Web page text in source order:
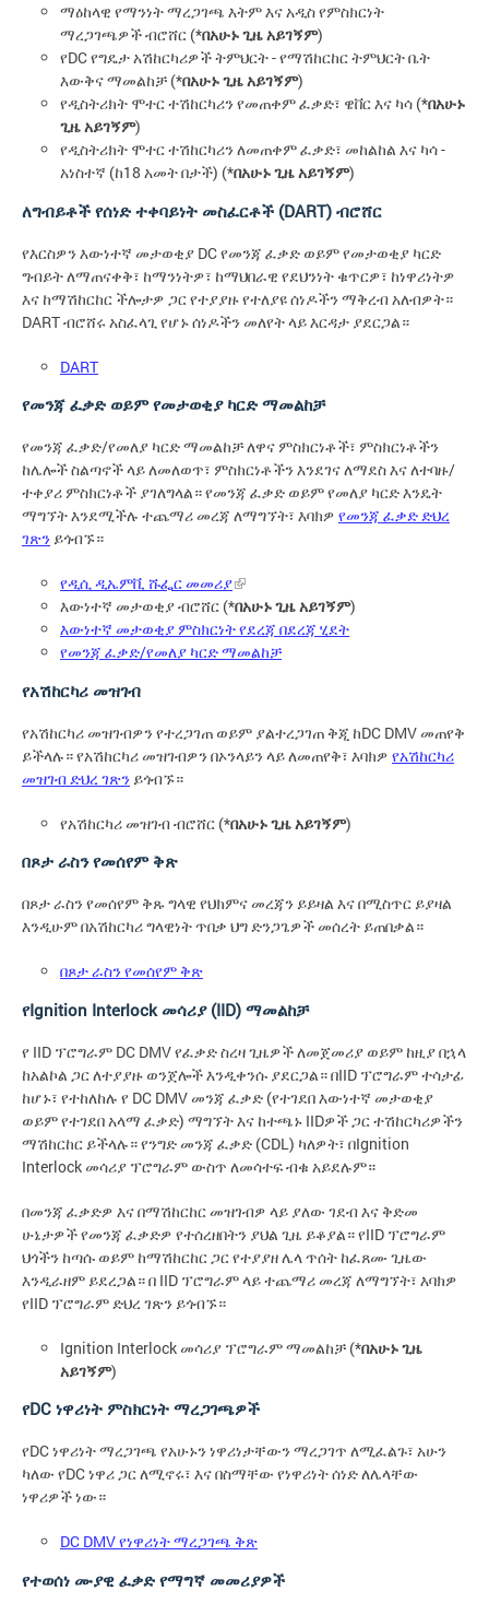
ማዕከላዊ የማንነት ማረጋገጫ እትም እና አዲስ የምስክርነት
ማረጋገጫዎች ብሮሸር (*በአሁኑ ጊዜ አይገኝም)
የDC የግዴታ አሽከርካሪዎች ትምህርት - የማሽከርከር ትምህርት ቤት
እውቅና ማመልከቻ (*በአሁኑ ጊዜ አይገኝም)
የዲስትሪክት ሞተር ተሽከርካሪን የመጠቀም ፈቃድ፣ ዌቨር እና ካሳ (*በአሁኑ
ጊዜ አይገኝም)
የዲስትሪክት ሞተር ተሽከርካሪን ለመጠቀም ፈቃድ፣ መከልከል እና ካሳ -
አነስተኛ (ከ18 አመት በታች) (*በአሁኑ ጊዜ አይገኝም)
ለግብይቶች የሰነድ ተቀባይነት መስፈርቶች (DART) ብሮሸር
የእርስዎን እውነተኛ መታወቂያ DC የመንጃ ፈቃድ ወይም የመታወቂያ ካርድ
ግብይት ለማጠናቀቅ፣ ከማንነትዎ፣ ከማህበራዊ የደህንነት ቁጥርዎ፣ ከነዋሪነትዎ
እና ከማሽከርከር ችሎታዎ ጋር የተያያዙ የተለያዩ ሰነዶችን ማቅረብ አለብዎት።
DART ብሮሸሩ አስፈላጊ የሆኑ ሰነዶችን መለየት ላይ እርዳታ ያደርጋል።
DART
የመንጃ ፈቃድ ወይም የመታወቂያ ካርድ ማመልከቻ
የመንጃ ፈቃድ/የመለያ ካርድ ማመልከቻ ለዋና ምስክርነቶች፣ ምስክርነቶችን
ከሌሎች ስልጣኖች ላይ ለመለወጥ፣ ምስክርነቶችን እንደገና ለማደስ እና ለተባዙ/
ተቀያሪ ምስክርነቶች ያገለግላል። የመንጃ ፈቃድ ወይም የመለያ ካርድ እንዴት
ማግኘት እንደሚችሉ ተጨማሪ መረጃ ለማግኘት፣ እባክዎ የመንጃ ፈቃድ ድህረ
ገጽን ይጎብኙ።
የዲሲ ዲኤምቪ ሹፌር መመሪያ
እውነተኛ መታወቂያ ብሮሸር (*በአሁኑ ጊዜ አይገኝም)
እውነተኛ መታወቂያ ምስክርነት የደረጃ በደረጃ ሂደት
የመንጃ ፈቃድ/የመለያ ካርድ ማመልከቻ
የአሽከርካሪ መዝገብ
የአሽከርካሪ መዝገብዎን የተረጋገጠ ወይም ያልተረጋገጠ ቅጂ ከDC DMV መጠየቅ
ይችላሉ። የአሽከርካሪ መዝገብዎን በኦንላይን ላይ ለመጠየቅ፣ እባክዎ የአሽከርካሪ
መዝገብ ድህረ ገጽን ይጎብኙ።
የአሽከርካሪ መዝገብ ብሮሸር (*በአሁኑ ጊዜ አይገኝም)
በጾታ ራስን የመሰየም ቅጽ
በጾታ ራስን የመሰየም ቅጹ ግላዊ የህክምና መረጃን ይይዛል እና በሚስጥር ይያዛል
እንዲሁም በአሽከርካሪ ግላዊነት ጥበቃ ህግ ድንጋጌዎች መሰረት ይጠበቃል።
በጾታ ራስን የመሰየም ቅጽ
የIgnition Interlock መሳሪያ (IID) ማመልከቻ
የ IID ፕሮግራም DC DMV የፈቃድ ስረዛ ጊዜዎች ለመጀመሪያ ወይም ከዚያ በኋላ
ከአልኮል ጋር ለተያያዙ ወንጀሎች እንዲቀንሱ ያደርጋል። በIID ፕሮግራም ተሳታፊ
ከሆኑ፣ የተከለከሉ የ DC DMV መንጃ ፈቃድ (የተገደበ እውነተኛ መታወቂያ
ወይም የተገደበ አላማ ፈቃድ) ማግኘት እና ከተጫኑ IIDዎች ጋር ተሽከርካሪዎችን
ማሽከርከር ይችላሉ። የንግድ መንጃ ፈቃድ (CDL) ካለዎት፣ በIgnition
Interlock መሳሪያ ፕሮግራም ውስጥ ለመሳተፍ ብቁ አይደሉም።
በመንጃ ፈቃድዎ እና በማሽከርከር መዝገብዎ ላይ ያለው ገደብ እና ቅድመ
ሁኔታዎች የመንጃ ፈቃድዎ የተሰረዘበትን ያህል ጊዜ ይቆያል። የIID ፕሮግራም
ህጎችን ከጣሱ ወይም ከማሽከርከር ጋር የተያያዘ ሌላ ጥሰት ከፈጸሙ ጊዜው
እንዲራዘም ይደረጋል። በ IID ፕሮግራም ላይ ተጨማሪ መረጃ ለማግኘት፣ እባክዎ
የIID ፕሮግራም ድህረ ገጽን ይጎብኙ።
Ignition Interlock መሳሪያ ፕሮግራም ማመልከቻ (*በአሁኑ ጊዜ
አይገኝም)
የDC ነዋሪነት ምስክርነት ማረጋገጫዎች
የDC ነዋሪነት ማረጋገጫ የአሁኑን ነዋሪነታቸውን ማረጋገጥ ለሚፈልጉ፣ አሁን
ካለው የDC ነዋሪ ጋር ለሚኖሩ፣ እና በስማቸው የነዋሪነት ሰነድ ለሌላቸው
ነዋሪዎች ነው።
DC DMV የነዋሪነት ማረጋገጫ ቅጽ
የተወሰነ ሙያዊ ፈቃድ የማግኛ መመሪያዎች